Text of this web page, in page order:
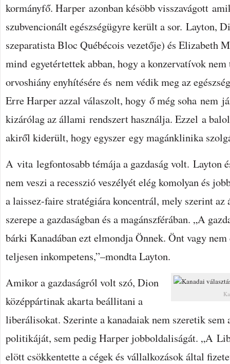
kormányfő. Harper azonban késöbb visszavágott
szubvencionált egészségügyre került a sor. Layton,
szeparatista Bloc Québécois vezetője) és Elizabeth
mind egyetértettek abban, hogy a konzervatívok nem
orvoshiány enyhítésére és nem védik meg az
Erre Harper azzal válaszolt, hogy ő még soha nem
kizárólag az állami rendszert használja. Ezzel a
akiről kiderült, hogy egyszer egy magánklinika
A vita legfontosabb témája a gazdaság volt. Layton
nem veszi a recesszió veszélyét elég komolyan és
a laissez-faire stratégiára koncentrál, mely szerint az
szerepe a gazdaságban és a magánszférában. „A
bárki Kanadában ezt elmondja Önnek. Önt vagy
teljesen inkompetens,”–mondta Layton.
Amikor a gazdaságról volt szó, Dion
középpártinak akarta beállitani a
liberálisokat. Szerinte a kanadaiak nem szeretik
politikáját, sem pedig Harper jobboldaliságát. „A
elött csökkentette a cégek és vállalkozások által